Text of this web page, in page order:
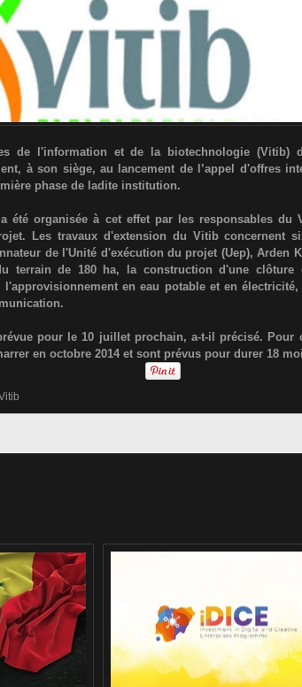
de l'information et de la biotechnologie (Vitib)
à son siège, au lancement de l’appel d'offres
phase de ladite institution.
été organisée à cet effet par les responsables du
Les travaux d'extension du Vitib concernent
de l'Unité d'exécution du projet (Uep), Arden
terrain de 180 ha, la construction d'une clôture
l'approvisionnement en eau potable et en
pour le 10 juillet prochain, a-t-il précisé. Pour
en octobre 2014 et sont prévus pour durer 18